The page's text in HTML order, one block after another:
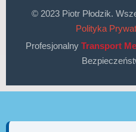
© 2023 Piotr Płodzik.
Polityka
Profesjonalny Transport